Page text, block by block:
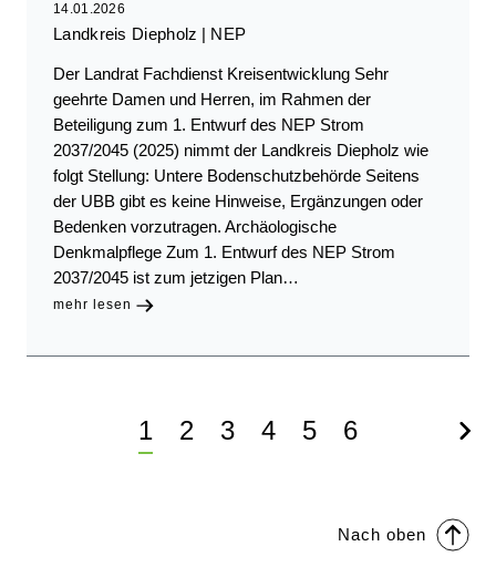
14.01.2026
Landkreis Diepholz NEP
Der Landrat Fachdienst Kreisentwicklung Sehr
geehrte Damen und Herren, im Rahmen der
Beteiligung zum 1. Entwurf des NEP Strom
2037/2045 (2025) nimmt der Landkreis Diepholz wie
folgt Stellung: Untere Bodenschutzbehörde Seitens
der UBB gibt es keine Hinweise, Ergänzungen oder
Bedenken vorzutragen. Archäologische
Denkmalpflege Zum 1. Entwurf des NEP Strom
2037/2045 ist zum jetzigen Plan…
mehr lesen
Aktuelle
1 Page
2 Page
3 Page
4 Page
5 Page
6
Nach oben